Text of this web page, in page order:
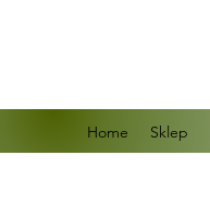
Home Sklep